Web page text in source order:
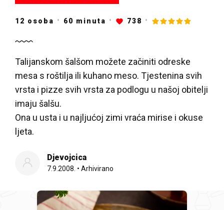
12 osoba 60 minuta 738
Talijanskom šalšom možete začiniti odreske
mesa s roštilja ili kuhano meso. Tjestenina svih
vrsta i pizze svih vrsta za podlogu u našoj obitelji
imaju šalšu.
Ona u usta i u najljućoj zimi vraća mirise i okuse
ljeta.
Djevojcica
7.9.2008. • Arhivirano